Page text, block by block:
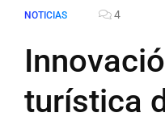
NOTICIAS 4
turística